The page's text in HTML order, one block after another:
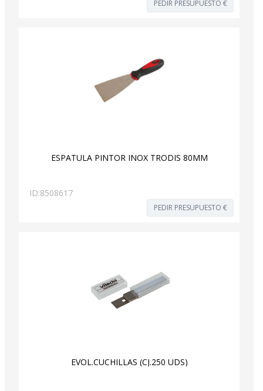
PEDIR PRESUPUESTO €
ESPATULA PINTOR INOX TRODIS 80MM
ID:8508617
PEDIR PRESUPUESTO €
EVOL.CUCHILLAS (CJ.250 UDS)